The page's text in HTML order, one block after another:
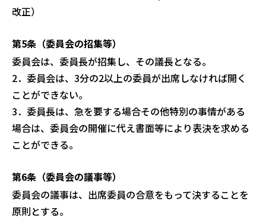
改正）
第5条（委員会の招集等）
委員会は、委員長が招集し、その議長となる。
2．委員会は、3分の2以上の委員が出席しなければ開く
ことができない。
3．委員長は、急を要する場合その他特別の事情がある
場合は、委員会の開催に代え書面等により表決を求める
ことができる。
第6条（委員会の議事等）
委員会の議事は、出席委員の合意をもって決することを
原則とする。